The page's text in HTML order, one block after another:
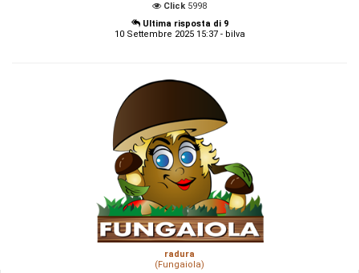
Click 5998
Ultima risposta di 9
10 Settembre 2025 15:37 - bilva
radura
(Fungaiola)